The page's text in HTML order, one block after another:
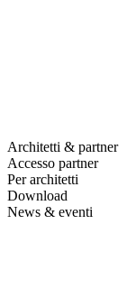
Architetti & partner
Accesso partner
Per architetti
Download
News & eventi